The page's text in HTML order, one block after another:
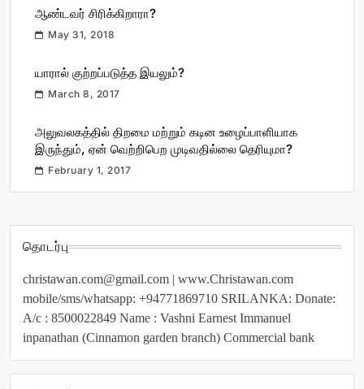
ஆண்டவர் சிரிக்கிறாரா?
May 31, 2018
யாரால் குற்றப்படுத்த இயலும்?
March 8, 2017
அலுவலகத்தில் திறமை மற்றும் கடின உழைப்பாளியாக
இருந்தும், ஏன் வெற்றிபெற முடிவதில்லை தெரியுமா?
February 1, 2017
தொடர்பு
christawan.com@gmail.com | www.Christawan.com
mobile/sms/whatsapp: +94771869710 SRILANKA: Donate:
A/c : 8500022849 Name : Vashni Earnest Immanuel
inpanathan (Cinnamon garden branch) Commercial bank